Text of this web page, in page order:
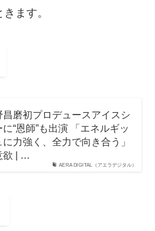
ます。
AERA DIGITAL（アエラデジタル）
昌磨初プロデュースアイスシ
に“恩師”も出演 「エネルギッ
に力強く、全力で向き合う」
欲 | …